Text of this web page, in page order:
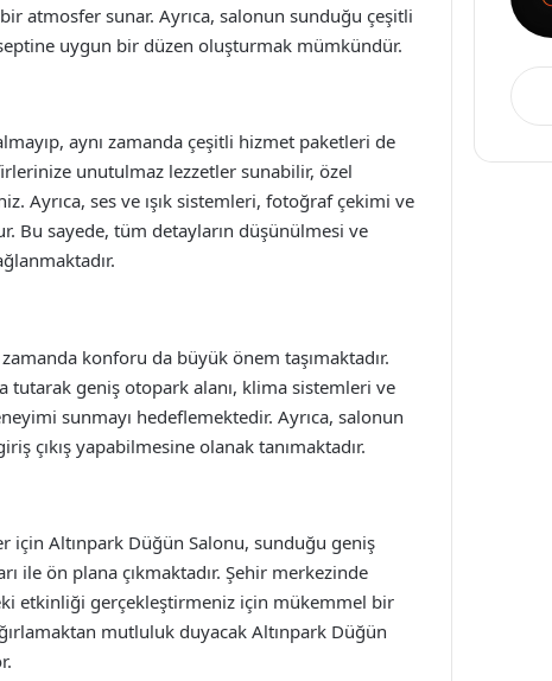
atmosfer sunar. Ayrıca, salonun sunduğu çeşitli
uygun bir düzen oluşturmak mümkündür.
aynı zamanda çeşitli hizmet paketleri de
unutulmaz lezzetler sunabilir, özel
Ayrıca, ses ve ışık sistemleri, fotoğraf çekimi ve
Bu sayede, tüm detayların düşünülmesi ve
konforu da büyük önem taşımaktadır.
tutarak geniş otopark alanı, klima sistemleri ve
sunmayı hedeflemektedir. Ayrıca, salonun
çıkış yapabilmesine olanak tanımaktadır.
için Altınpark Düğün Salonu, sunduğu geniş
ile ön plana çıkmaktadır. Şehir merkezinde
etkinliği gerçekleştirmeniz için mükemmel bir
mutluluk duyacak Altınpark Düğün